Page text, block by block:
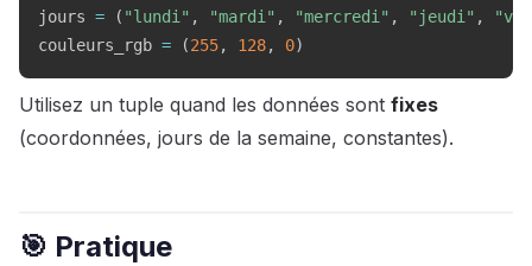
jours = ( "lundi" , "mardi" , "mercredi" , "jeudi" ,
couleurs_rgb = (255, 128, 0)
Utilisez un tuple quand les données sont fixes
(coordonnées, jours de la semaine, constantes).
🎯 Pratique